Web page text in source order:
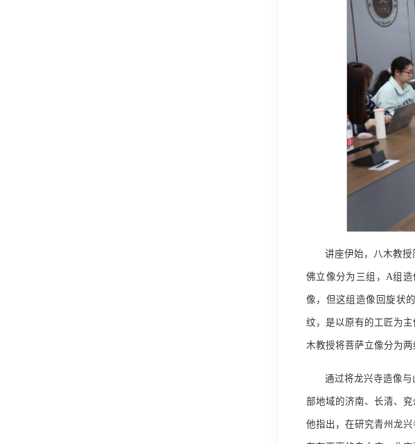
讲座伊始，八木教
佛立像分为三组，A组
像，但这组造像回旋状
纹，是以原有的工匠为
木教授将菩萨立像分为
通过将龙兴寺造像
部地域的济南、长清、
他指出，在研究青州龙